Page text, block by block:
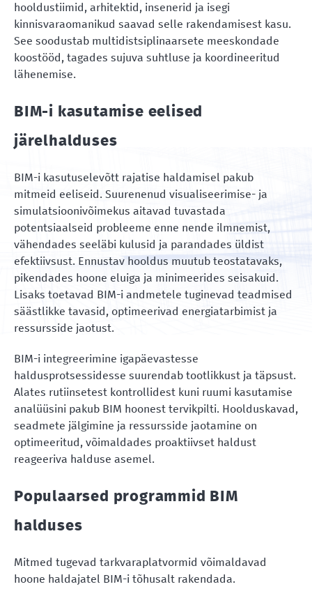
hooldustiimid, arhitektid, insenerid ja isegi
kinnisvaraomanikud saavad selle rakendamisest kasu.
See soodustab multidistsiplinaarsete meeskondade
koostööd, tagades sujuva suhtluse ja koordineeritud
lähenemise.
BIM-i kasutamise eelised
järelhalduses
BIM-i kasutuselevõtt rajatise haldamisel pakub
mitmeid eeliseid. Suurenenud visualiseerimise- ja
simulatsioonivõimekus aitavad tuvastada
potentsiaalseid probleeme enne nende ilmnemist,
vähendades seeläbi kulusid ja parandades üldist
efektiivsust. Ennustav hooldus muutub teostatavaks,
pikendades hoone eluiga ja minimeerides seisakuid.
Lisaks toetavad BIM-i andmetele tuginevad teadmised
säästlikke tavasid, optimeerivad energiatarbimist ja
ressursside jaotust.
BIM-i integreerimine igapäevastesse
haldusprotsessidesse suurendab tootlikkust ja täpsust.
Alates rutiinsetest kontrollidest kuni ruumi kasutamise
analüüsini pakub BIM hoonest tervikpilti. Hoolduskavad,
seadmete jälgimine ja ressursside jaotamine on
optimeeritud, võimaldades proaktiivset haldust
reageeriva halduse asemel.
Populaarsed programmid BIM
halduses
Mitmed tugevad tarkvaraplatvormid võimaldavad
hoone haldajatel BIM-i tõhusalt rakendada.